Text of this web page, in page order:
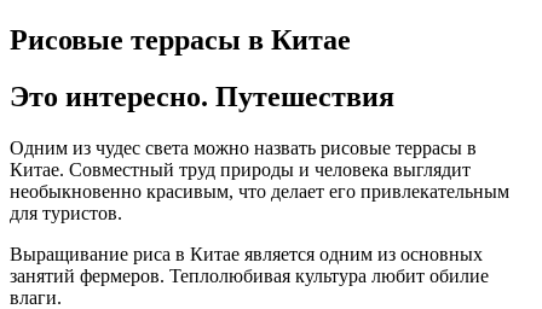
Рисовые террасы в Китае
Это интересно. Путешествия
Одним из чудес света можно назвать рисовые террасы в
Китае. Совместный труд природы и человека выглядит
необыкновенно красивым, что делает его привлекательным
для туристов.
Выращивание риса в Китае является одним из основных
занятий фермеров. Теплолюбивая культура любит обилие
влаги.